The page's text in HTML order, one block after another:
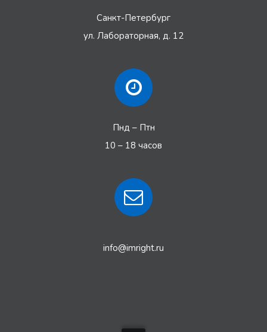
Санкт-Петербург
ул. Лабораторная, д. 12
Пнд – Птн
10 – 18 часов
info@imright.ru